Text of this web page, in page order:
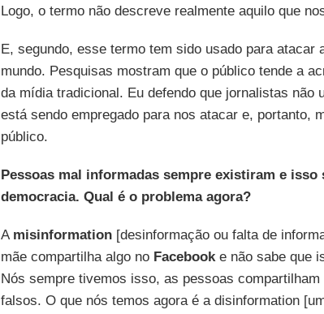
Logo, o termo não descreve realmente aquilo que
E, segundo, esse termo tem sido usado para atacar
mundo. Pesquisas mostram que o público tende a
da mídia tradicional. Eu defendo que jornalistas não
está sendo empregado para nos atacar e, portanto,
público.
Pessoas mal informadas sempre existiram e isso
democracia. Qual é o problema agora?
A misinformation[desinformação ou falta de
mãe compartilha algo no Facebooke não sabe que
Nós sempre tivemos isso, as pessoas
falsos. O que nós temos agora é a disinformation